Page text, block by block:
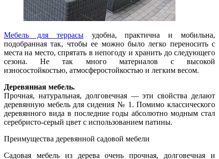
Мебель для террасыудобна, практична и мобильна,
подобранная так, чтобы ее можно было легко переносить с
места на место, спрятать в непогоду и хранить до следующего
сезона. Не так много материалов с высокой
износостойкостью, атмосферостойкостью и легким весом.
Деревянная мебель.
Прочная, натуральная, долговечная — эти свойства делают
деревянную мебель для сидения № 1. Помимо классического
деревянного вида в последние годы абсолютно модным стал
серебристо-серый цвет с использованием патины.
Преимущества деревянной садовой мебели
Садовая мебель из дерева очень прочная, долговечная и